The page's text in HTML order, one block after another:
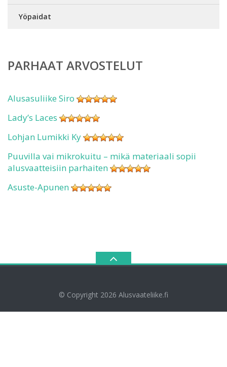
Yöpaidat
PARHAAT ARVOSTELUT
Alusasuliike Siro
Lady’s Laces
Lohjan Lumikki Ky
Puuvilla vai mikrokuitu – mikä materiaali sopii
alusvaatteisiin parhaiten
Asuste-Apunen
© Copyright 2026 Alusvaateliike.fi